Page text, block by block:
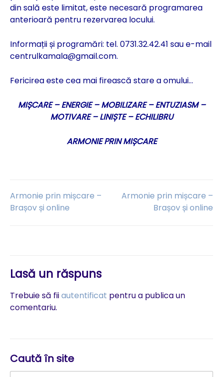
din sală este limitat, este necesară programarea
anterioară pentru rezervarea locului.
Informații și programări: tel. 0731.32.42.41 sau e-mail
centrulkamala@gmail.com.
Fericirea este cea mai firească stare a omului…
MIȘCARE – ENERGIE – MOBILIZARE – ENTUZIASM –
MOTIVARE – LINIȘTE – ECHILIBRU
ARMONIE PRIN MIȘCARE
Navigare
Armonie prin mișcare –
Brașov și online
Armonie prin mișcare –
Brașov și online
Lasă un răspuns
Trebuie să fiiautentificat pentru a publica un
comentariu.
Caută în site